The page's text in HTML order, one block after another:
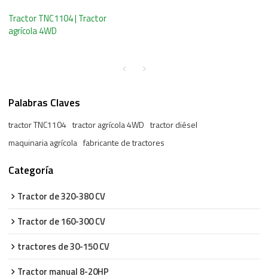
Tractor TNC1104 | Tractor
agrícola 4WD
Palabras Claves
tractor TNC1104 tractor agrícola 4WD tractor diésel
maquinaria agrícola fabricante de tractores
Categoría
Tractor de 320-380 CV
Tractor de 160-300 CV
tractores de 30-150 CV
Tractor manual 8-20HP